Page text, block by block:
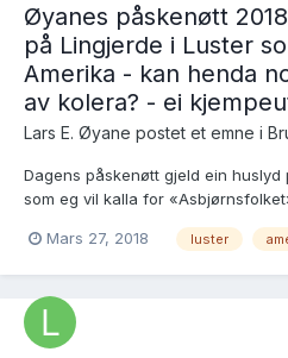
Øyanes påskenøtt
på Lingjerde i Luster
Amerika - kan henda
av kolera? - ei
Lars E. Øyane postet et emne i
Dagens påskenøtt gjeld ein
som eg vil kalla for
Luster. Han gifte seg i Luster
Mars 27, 2018 luster